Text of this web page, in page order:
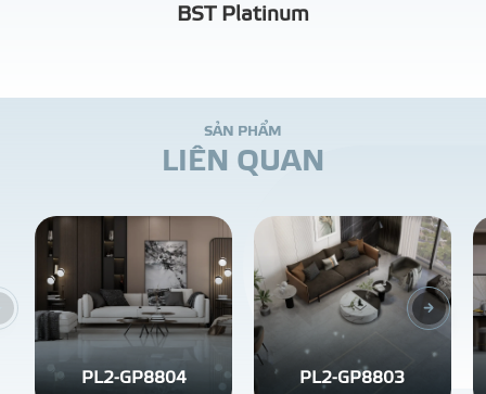
BST Platinum
SẢN PHẨM
LIÊN QUAN
PL2-GP8804 PL2-GP8803